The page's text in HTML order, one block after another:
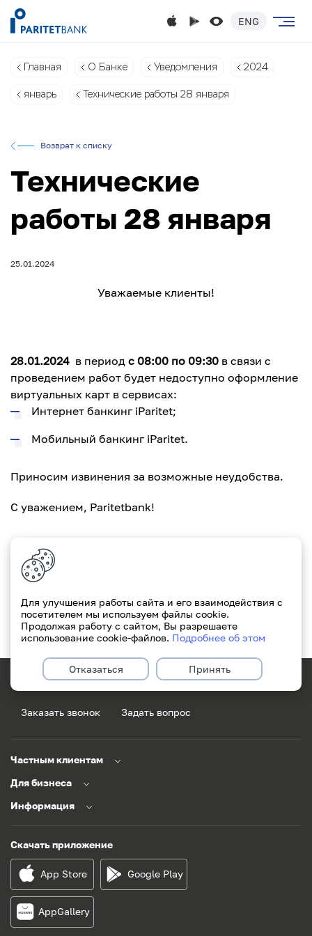
ENG
Главная О Банке Уведомления 2024
январь Технические работы 28 января
Возврат к списку
Технические
работы 28 января
25.01.2024
Уважаемые клиенты!
28.01.2024 в период с 08:00 по 09:30 в связи с
проведением работ будет недоступно оформление
виртуальных карт в сервисах:
Интернет банкинг iParitet;
Мобильный банкинг iParitet.
Приносим извинения за возможные неудобства.
С уважением, Paritetbank!
171 +375(29)311-49-49
Заказать звонок Задать вопрос
Частным клиентам
Для бизнеса
Информация
Скачать приложение
App Store Google Play
AppGallery
Для улучшения работы сайта и его взаимодействия с
посетителем мы используем файлы cookie.
Продолжая работу с сайтом, Вы разрешаете
использование cookie-файлов. Подробнее об этом
Отказаться Принять